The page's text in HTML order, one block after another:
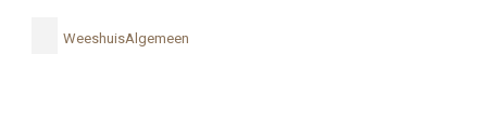
WeeshuisAlgemeen